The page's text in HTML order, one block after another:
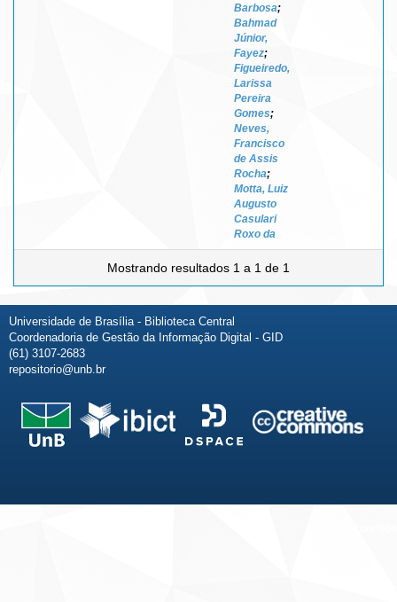
Barbosa;
Bahmad
Júnior,
Fayez;
Figueiredo,
Larissa
Pereira
Gomes;
Neves,
Francisco
de Assis
Rocha;
Motta, Luiz
Augusto
Casulari
Roxo da
Mostrando resultados 1 a 1 de 1
Universidade de Brasília - Biblioteca Central
Coordenadoria de Gestão da Informação Digital - GID
(61) 3107-2683
repositorio@unb.br